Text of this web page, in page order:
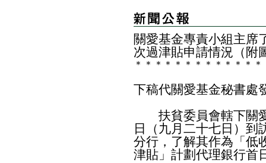
關愛基金專責小組主席
次過津貼申請情況（附
＊ ＊ ＊ ＊ ＊ ＊ ＊ ＊ ＊ ＊ ＊ ＊ ＊
下稿代關愛基金秘書處
扶貧委員會轄下關愛
日（九月二十七日）到
分行，了解其作為「低
津貼」計劃代理銀行首